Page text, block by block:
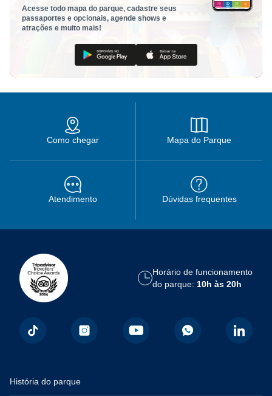
Acesse todo mapa do parque, cadastre seus
passaportes e opcionais, agende shows e
atrações e muito mais!
Como chegar Mapa do Parque
Atendimento Dúvidas frequentes
Horário de funcionamento
do parque: 10h às 20h
História do parque